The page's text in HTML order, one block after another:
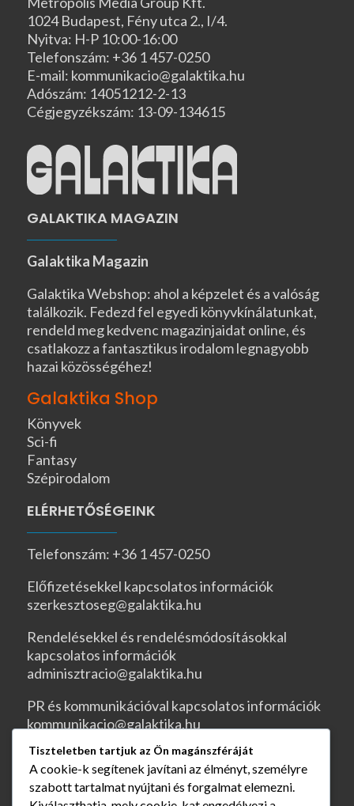
1024 Budapest, Fény utca 2., I/4.
Nyitva: H-P 10:00-16:00
Telefonszám: +36 1 457-0250
E-mail: kommunikacio@galaktika.hu
Adószám: 14051212-2-13
Cégjegyzékszám: 13-09-134615
GALAKTIKA MAGAZIN
Galaktika Magazin
Galaktika Webshop: ahol a képzelet és a valóság
találkozik. Fedezd fel egyedi könyvkínálatunkat,
rendeld meg kedvenc magazinjaidat online, és
csatlakozz a fantasztikus irodalom legnagyobb
hazai közösségéhez!
Galaktika Shop
Könyvek
Sci-fi
Fantasy
Szépirodalom
ELÉRHETŐSÉGEINK
Telefonszám: +36 1 457-0250
Előfizetésekkel kapcsolatos információk
szerkesztoseg@galaktika.hu
Rendelésekkel és rendelésmódosításokkal
kapcsolatos információk
adminisztracio@galaktika.hu
PR és kommunikációval kapcsolatos információk
kommunikacio@galaktika.hu
JOGI OLDALAK
ÁSZF
Tiszteletben tartjuk az Ön magánszféráját
A cookie-k segítenek javítani az élményt, személyre
szabott tartalmat nyújtani és forgalmat elemezni.